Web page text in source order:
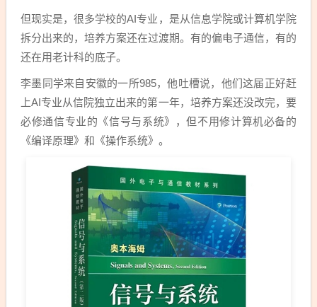
但现实是，很多学校的AI专业，是从信息学院或计算机学院
拆分出来的，培养方案还在过渡期。有的偏电子通信，有的
还在用老计科的底子。
李墨同学来自安徽的一所985，他吐槽说，他们这届正好赶
上AI专业从信院独立出来的第一年，培养方案还没改完，要
必修通信专业的《信号与系统》，但不用修计算机必备的
《编译原理》和《操作系统》。